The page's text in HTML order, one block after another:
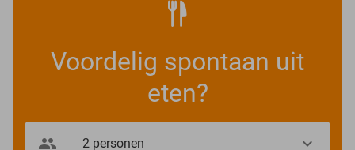
Voordelig spontaan uit
eten?